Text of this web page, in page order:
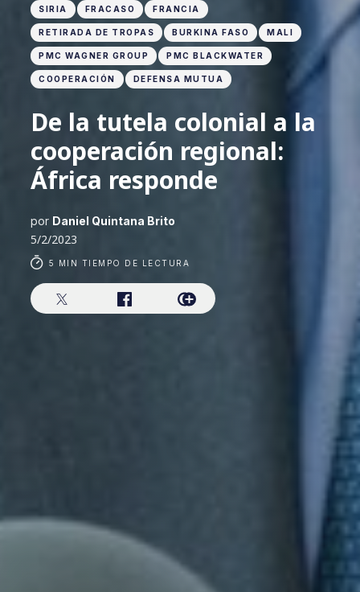
SIRIA FRACASO FRANCIA
RETIRADA DE TROPAS BURKINA FASO MALI
PMC WAGNER GROUP PMC BLACKWATER
COOPERACIÓN DEFENSA MUTUA
De la tutela colonial a la
cooperación regional:
África responde
por Daniel Quintana Brito
5/2/2023
5 MIN TIEMPO DE LECTURA